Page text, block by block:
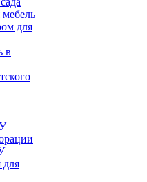
мебель
для
в
для